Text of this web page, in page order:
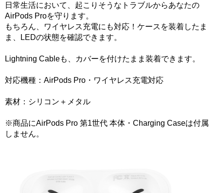
日常生活において、起こりそうなトラブルからあなたの
AirPods Proを守ります。
もちろん、ワイヤレス充電にも対応！ケースを装着したま
ま、LEDの状態を確認できます。
Lightning Cableも、カバーを付けたまま装着できます。
対応機種：AirPods Pro・ワイヤレス充電対応
素材：シリコン＋メタル
※商品にAirPods Pro 第1世代 本体・Charging Caseは付属
しません。